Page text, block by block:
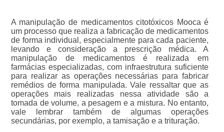
A manipulação de medicamentos citotóxicos Mooca é
um processo que realiza a fabricação de medicamentos
de forma individual, especialmente para cada paciente,
levando e consideração a prescrição médica. A
manipulação de medicamentos é realizada em
farmácias especializadas, com infraestrutura suficiente
para realizar as operações necessárias para fabricar
remédios de forma manipulada. Vale ressaltar que as
operações mais realizadas nessa atividade são a
tomada de volume, a pesagem e a mistura. No entanto,
vale lembrar também de algumas operações
secundárias, por exemplo, a tamisação e a trituração.